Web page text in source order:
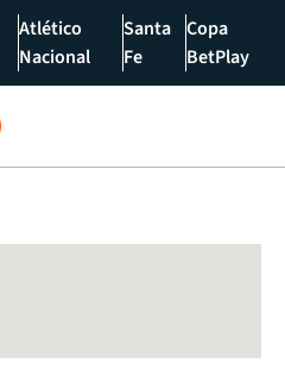
Atlético
Nacional
Santa
Fe
Copa
BetPlay